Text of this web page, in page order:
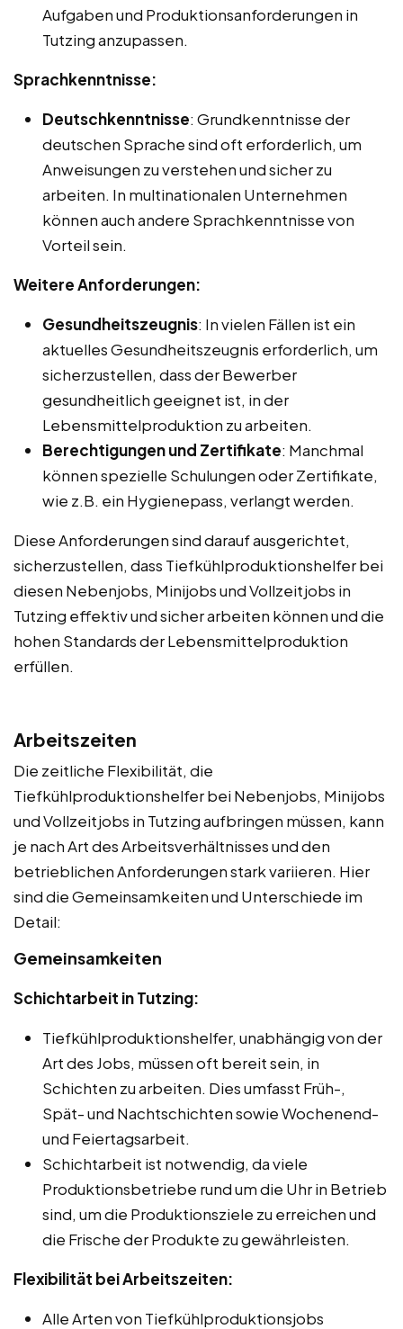
Aufgaben und Produktionsanforderungen in
Tutzing anzupassen.
Sprachkenntnisse:
Deutschkenntnisse: Grundkenntnisse der
deutschen Sprache sind oft erforderlich, um
Anweisungen zu verstehen und sicher zu
arbeiten. In multinationalen Unternehmen
können auch andere Sprachkenntnisse von
Vorteil sein.
Weitere Anforderungen:
Gesundheitszeugnis: In vielen Fällen ist ein
aktuelles Gesundheitszeugnis erforderlich, um
sicherzustellen, dass der Bewerber
gesundheitlich geeignet ist, in der
Lebensmittelproduktion zu arbeiten.
Berechtigungen und Zertifikate: Manchmal
können spezielle Schulungen oder Zertifikate,
wie z.B. ein Hygienepass, verlangt werden.
Diese Anforderungen sind darauf ausgerichtet,
sicherzustellen, dass Tiefkühlproduktionshelfer bei
diesen Nebenjobs, Minijobs und Vollzeitjobs in
Tutzing effektiv und sicher arbeiten können und die
hohen Standards der Lebensmittelproduktion
erfüllen.
Arbeitszeiten
Die zeitliche Flexibilität, die
Tiefkühlproduktionshelfer bei Nebenjobs, Minijobs
und Vollzeitjobs in Tutzing aufbringen müssen, kann
je nach Art des Arbeitsverhältnisses und den
betrieblichen Anforderungen stark variieren. Hier
sind die Gemeinsamkeiten und Unterschiede im
Detail:
Gemeinsamkeiten
Schichtarbeit in Tutzing:
Tiefkühlproduktionshelfer, unabhängig von der
Art des Jobs, müssen oft bereit sein, in
Schichten zu arbeiten. Dies umfasst Früh-,
Spät- und Nachtschichten sowie Wochenend-
und Feiertagsarbeit.
Schichtarbeit ist notwendig, da viele
Produktionsbetriebe rund um die Uhr in Betrieb
sind, um die Produktionsziele zu erreichen und
die Frische der Produkte zu gewährleisten.
Flexibilität bei Arbeitszeiten:
Alle Arten von Tiefkühlproduktionsjobs